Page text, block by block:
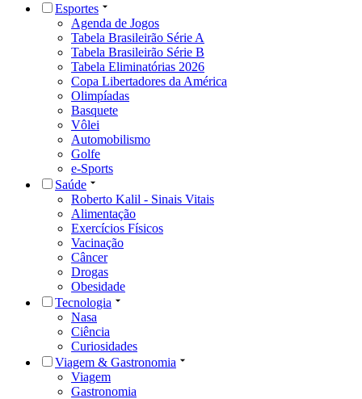
Esportes
Agenda de Jogos
Tabela Brasileirão Série A
Tabela Brasileirão Série B
Tabela Eliminatórias 2026
Copa Libertadores da América
Olimpíadas
Basquete
Vôlei
Automobilismo
Golfe
e-Sports
Saúde
Roberto Kalil - Sinais Vitais
Alimentação
Exercícios Físicos
Vacinação
Câncer
Drogas
Obesidade
Tecnologia
Nasa
Ciência
Curiosidades
Viagem & Gastronomia
Viagem
Gastronomia